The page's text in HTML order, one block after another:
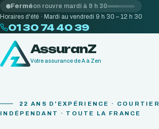
Ferméon rouvre mardi à 9 h 30
Horaires d'été · Mardi au vendredi 9 h 30 – 12 h 30
01 30 74 40 39
AssuranZ
Votre assurance de A à Zen
22 ANS D'EXPÉRIENCE · COURTIER
INDÉPENDANT · TOUTE LA FRANCE